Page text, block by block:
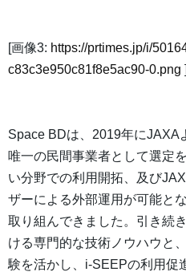
[画像3: https://prtimes.jp/i/
c83c3e950c81f8e5ac90-0.png ]
Space BDは、2019年にJAXA
唯一の民間事業者として選定
い分野での利用開拓、及び
ザーによる外部運用が可能と
取り組んできました。引き続
ける専門的な技術ノウハウと
験を活かし、i-SEEPの利用促